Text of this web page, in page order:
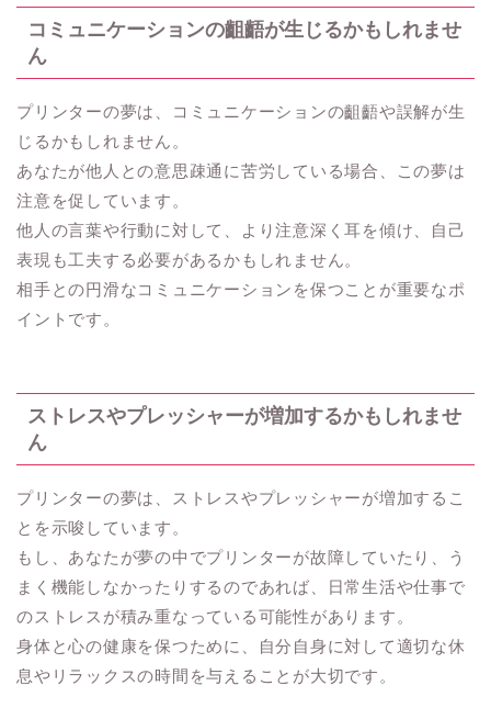
コミュニケーションの齟齬が生じるかもしれませ
ん
プリンターの夢は、コミュニケーションの齟齬や誤解が生
じるかもしれません。
あなたが他人との意思疎通に苦労している場合、この夢は
注意を促しています。
他人の言葉や行動に対して、より注意深く耳を傾け、自己
表現も工夫する必要があるかもしれません。
相手との円滑なコミュニケーションを保つことが重要なポ
イントです。
ストレスやプレッシャーが増加するかもしれませ
ん
プリンターの夢は、ストレスやプレッシャーが増加するこ
とを示唆しています。
もし、あなたが夢の中でプリンターが故障していたり、う
まく機能しなかったりするのであれば、日常生活や仕事で
のストレスが積み重なっている可能性があります。
身体と心の健康を保つために、自分自身に対して適切な休
息やリラックスの時間を与えることが大切です。